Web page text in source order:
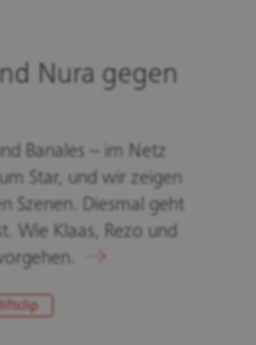
Nura gegen
Banales – im Netz
Star, und wir zeigen
Szenen. Diesmal geht
Wie Klaas, Rezo und